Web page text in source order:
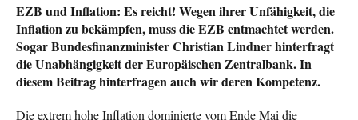
EZB und Inflation: Es reicht! Wegen ihrer Unfähigkeit, die
Inflation zu bekämpfen, muss die EZB entmachtet werden.
Sogar Bundesfinanzminister Christian Lindner hinterfragt
die Unabhängigkeit der Europäischen Zentralbank.In
diesem Beitrag hinterfragen auch wir deren Kompetenz.
Die extrem hohe Inflation dominierte vom Ende Mai die